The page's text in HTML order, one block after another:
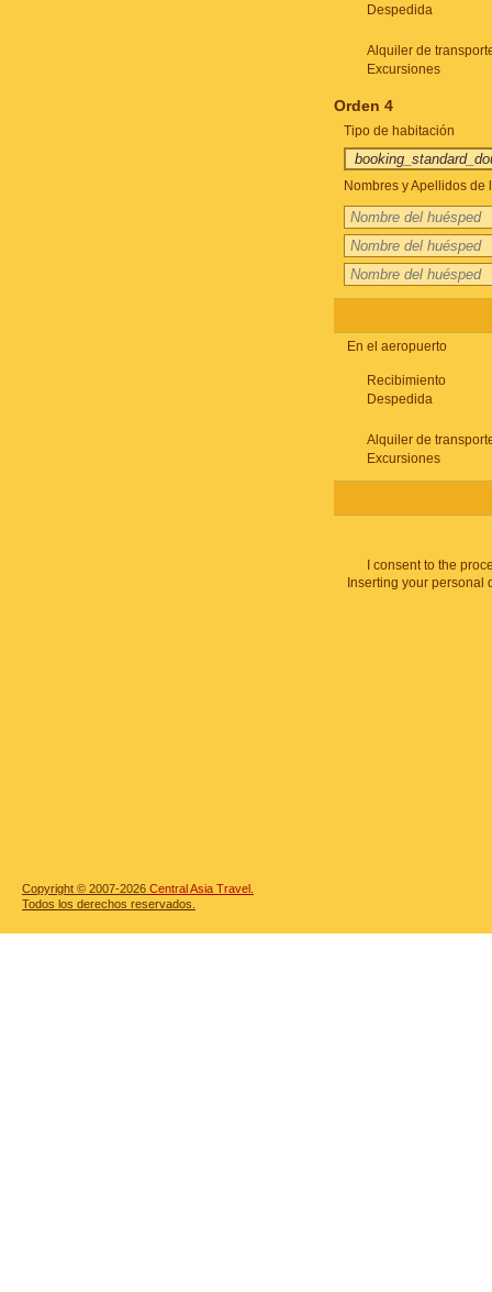
Despedida
Alquiler de
Excursiones
Orden 4
Tipo de habitación
Nombres y Apellidos
En el aeropuerto
Recibimiento
Despedida
Alquiler de
Excursiones
I consent to the
Inserting your personal
Copyright © 2007-2026 Central Asia Travel.
Todos los derechos reservados.